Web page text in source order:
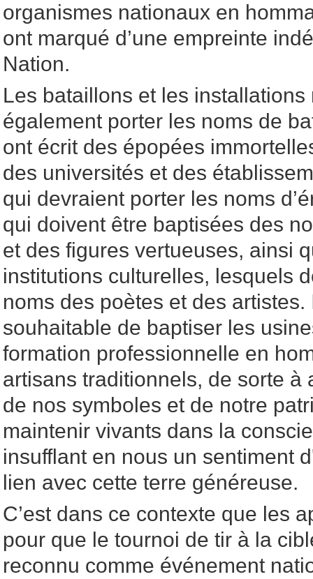
organismes nationaux en
ont marqué d’une empreinte
Nation.
Les bataillons et les
également porter les noms de
ont écrit des épopées
des universités et des
qui devraient porter les noms
qui doivent être baptisées des
et des figures vertueuses, ainsi
institutions culturelles, lesquels
noms des poètes et des
souhaitable de baptiser les
formation professionnelle en
artisans traditionnels, de sorte à
de nos symboles et de notre
maintenir vivants dans la
insufflant en nous un sentiment
lien avec cette terre généreuse.
C’est dans ce contexte que les
pour que le tournoi de tir à la
reconnu comme événement